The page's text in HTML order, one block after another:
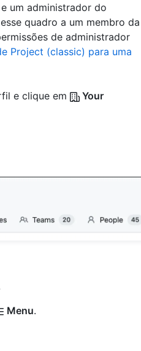
um administrador do
quadro a um membro da
de administrador
Project (classic) para uma
e clique em
Your
Menu.